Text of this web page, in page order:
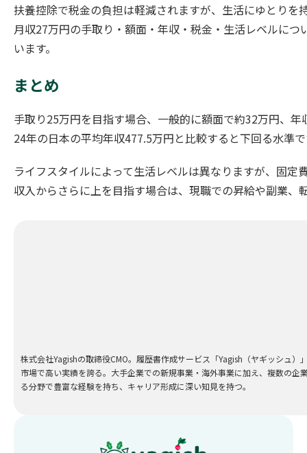
扶養控除で税金の負担は軽減されますが、生活にゆとり
月収27万円の手取り・額面・年収・税金・生活レベルにつ
います。
まとめ
手取り25万円を目指す場合、一般的に額面で約32万円、
24年の日本の平均年収477.5万円と比較すると下回る水準
ライフスタイルによって生活レベルは異なりますが、固
収入からさらに上を目指す場合は、現職での昇給や副業、
株式会社Yagishの取締役CMO。履歴書作成サービス「Yagish（ヤギッシュ
市場で高い実績を誇る。大手企業での新規事業・海外事業に加え、複数の
る分野で豊富な経験を持ち、キャリア形成に深い知見を持つ。